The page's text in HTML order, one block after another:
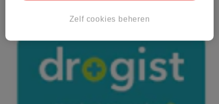
Zelf cookies beheren